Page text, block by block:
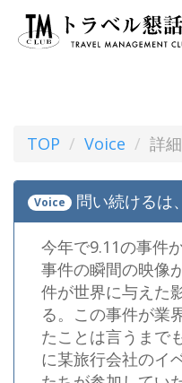
TOP Voice 詳細
Voice 問い続けるは
今年で9.11の事件
事件の瞬間の映像
件が世界に与えた
る。この事件が業
たことは言うまで
に某旅行会社のイ